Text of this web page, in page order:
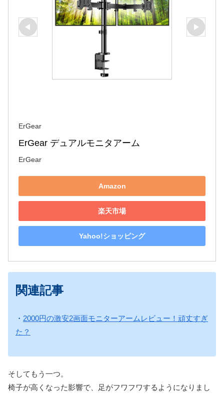
ErGear
ErGear デュアルモニタアーム
ErGear
Amazon
楽天市場
Yahoo!ショッピング
関連記事
・ 2000円の激安2画面モニターアームレビュー！頑丈すぎ
た？
そしてもう一つ。
椅子が高くなった影響で、足がフワフワするようになりまし